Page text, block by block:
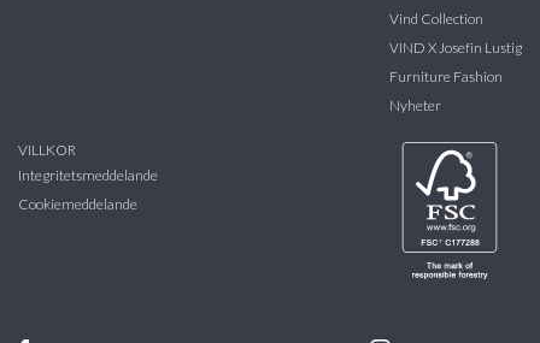
Vind Collection
VIND X Josefin Lustig
Furniture Fashion
Nyheter
VILLKOR
Integritetsmeddelande
Cookiemeddelande